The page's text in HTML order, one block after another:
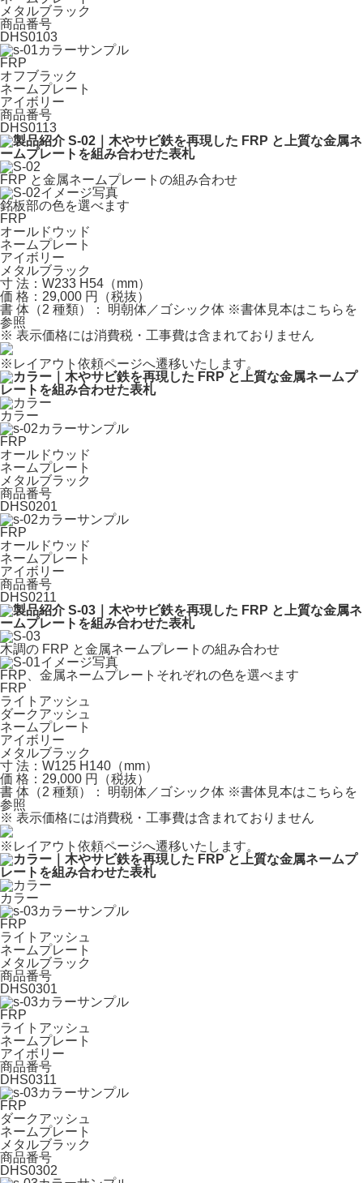
メタルブラック
商品番号
DHS0103
FRP
オフブラック
ネームプレート
アイボリー
商品番号
DHS0113
FRP と金属ネームプレートの組み合わせ
銘板部の色を選べます
FRP
オールドウッド
ネームプレート
アイボリー
メタルブラック
寸 法：W233 H54（mm）
価 格：29,000 円（税抜）
書 体（2 種類）： 明朝体／ゴシック体 ※書体見本はこちらを
参照
※ 表示価格には消費税・工事費は含まれておりません
※ レイアウト依頼ページへ遷移いたします。
カラー
FRP
オールドウッド
ネームプレート
メタルブラック
商品番号
DHS0201
FRP
オールドウッド
ネームプレート
アイボリー
商品番号
DHS0211
木調の FRP と金属ネームプレートの組み合わせ
FRP、金属ネームプレートそれぞれの色を選べます
FRP
ライトアッシュ
ダークアッシュ
ネームプレート
アイボリー
メタルブラック
寸 法：W125 H140（mm）
価 格：29,000 円（税抜）
書 体（2 種類）： 明朝体／ゴシック体 ※書体見本はこちらを
参照
※ 表示価格には消費税・工事費は含まれておりません
※ レイアウト依頼ページへ遷移いたします。
カラー
FRP
ライトアッシュ
ネームプレート
メタルブラック
商品番号
DHS0301
FRP
ライトアッシュ
ネームプレート
アイボリー
商品番号
DHS0311
FRP
ダークアッシュ
ネームプレート
メタルブラック
商品番号
DHS0302